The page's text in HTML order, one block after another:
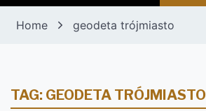
Home geodeta trójmiasto
TAG: GEODETA TRÓJMIASTO